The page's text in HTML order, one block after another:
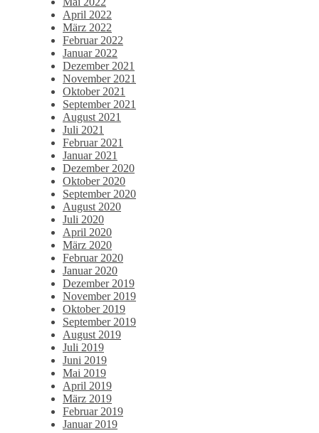
April 2022
März 2022
Februar 2022
Januar 2022
Dezember 2021
November 2021
Oktober 2021
September 2021
August 2021
Juli 2021
Februar 2021
Januar 2021
Dezember 2020
Oktober 2020
September 2020
August 2020
Juli 2020
April 2020
März 2020
Februar 2020
Januar 2020
Dezember 2019
November 2019
Oktober 2019
September 2019
August 2019
Juli 2019
Juni 2019
Mai 2019
April 2019
März 2019
Februar 2019
Januar 2019